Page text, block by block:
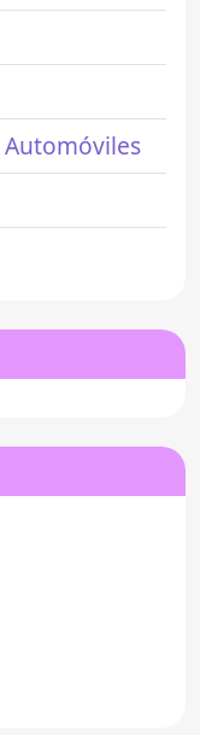
Automóviles